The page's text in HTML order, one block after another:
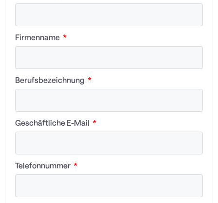
Firmenname
Berufsbezeichnung
Geschäftliche E-Mail
Telefonnummer